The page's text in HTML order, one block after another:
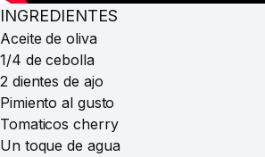
INGREDIENTES
Aceite de oliva
1/4 de cebolla
2 dientes de ajo
Pimiento al gusto
Tomaticos cherry
Un toque de agua